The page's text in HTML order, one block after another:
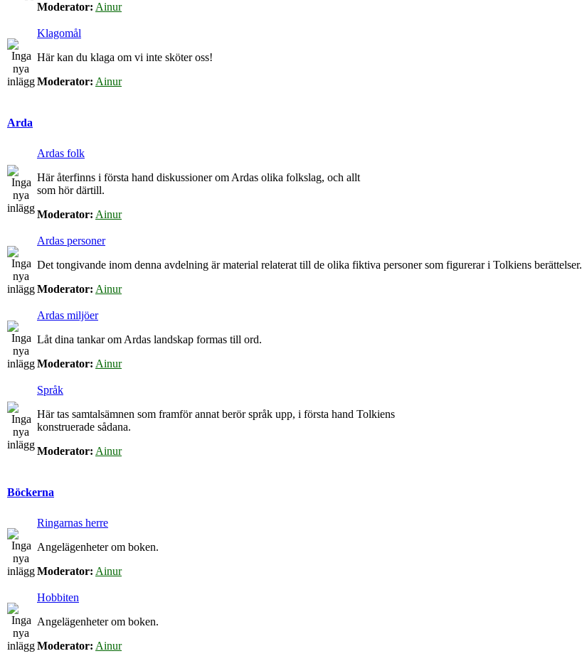
Moderator: Ainur
Klagomål
Här kan du klaga om vi inte sköter oss!
Moderator: Ainur
Arda
Ardas folk
Här återfinns i första hand diskussioner om Ardas olika folkslag, och allt
som hör därtill.
Moderator: Ainur
Ardas personer
Det tongivande inom denna avdelning är material relaterat till de olika fiktiva personer som figurerar i Tolkiens berättelser.
Moderator: Ainur
Ardas miljöer
Låt dina tankar om Ardas landskap formas till ord.
Moderator: Ainur
Språk
Här tas samtalsämnen som framför annat berör språk upp, i första hand Tolkiens
konstruerade sådana.
Moderator: Ainur
Böckerna
Ringarnas herre
Angelägenheter om boken.
Moderator: Ainur
Hobbiten
Angelägenheter om boken.
Moderator: Ainur